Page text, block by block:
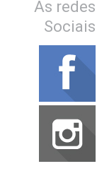
As redes
Sociais